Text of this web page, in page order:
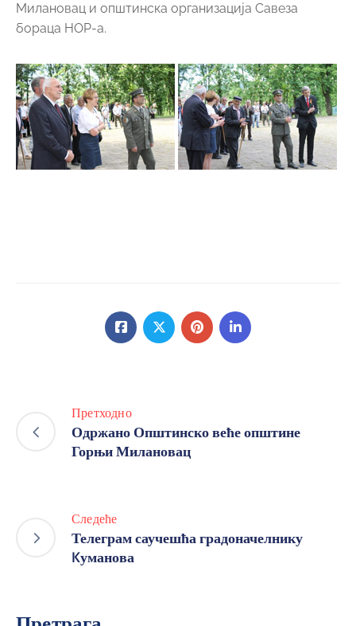
Милановац и општинска организација Савеза
бораца НОР-а.
Претходно
Одржано Општинско веће општине
Горњи Милановац
Следеће
Телеграм саучешћа градоначелнику
Kуманова